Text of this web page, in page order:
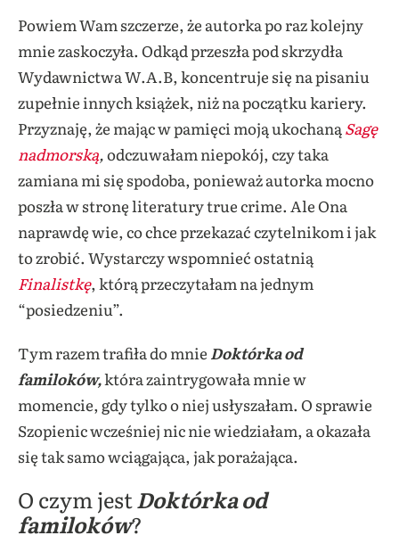
Powiem Wam szczerze, że autorka po raz kolejny
mnie zaskoczyła. Odkąd przeszła pod skrzydła
Wydawnictwa W.A.B, koncentruje się na pisaniu
zupełnie innych książek, niż na początku kariery.
Przyznaję, że mając w pamięci moją ukochanąSagę
nadmorską,odczuwałam niepokój, czy taka
zamiana mi się spodoba, ponieważ autorka mocno
poszła w stronę literatury true crime. Ale Ona
naprawdę wie, co chce przekazać czytelnikom i jak
to zrobić. Wystarczy wspomnieć ostatnią
Finalistkę, którą przeczytałam na jednym
“posiedzeniu”.
Tym razem trafiła do mnie Doktórka od
familoków,która zaintrygowała mnie w
momencie, gdy tylko o niej usłyszałam. O sprawie
Szopienic wcześniej nic nie wiedziałam, a okazała
się tak samo wciągająca, jak porażająca.
O czym jestDoktórka od
familoków?